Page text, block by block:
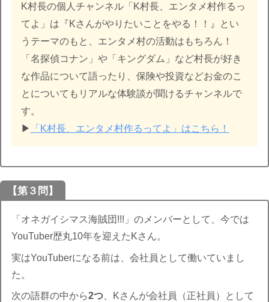
K村長の個人チャンネル「K村長、エンタメ村作るっ
てよ」は『Kさんがやりたいことをやる！！』とい
うテーマのもと、エンタメ村の活動はもちろん！
「名探偵コナン」や「キングダム」など村長が好き
な作品について語ったり、保険や投資などお金のこ
とについてもリアルな体験談が聞けるチャンネルで
す。
▶︎
「K村長、エンタメ村作るってよ」はこちら！
【第３問】
「オネガイシマス海賊団!!!」のメンバーとして、今では
YouTuber歴丸10年を迎えたKさん。
実はYouTuberになる前は、会社員として働いていまし
た。
次の語群の中から2つ 、Kさんが会社員（正社員）として